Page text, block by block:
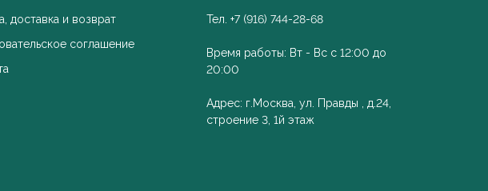
доставка и возврат
соглашение
Тел. +7 (916) 744-28-68
Время работы: Вт - Вс с 12:00 до
20:00
Адрес: г.Москва, ул. Правды , д.24,
строение 3, 1й этаж